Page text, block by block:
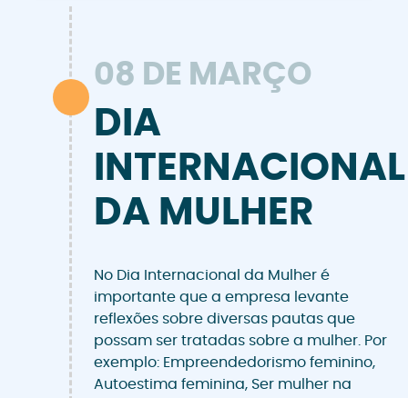
08 DE MARÇO
DIA
INTERNACIONAL
DA MULHER
No Dia Internacional da Mulher é
importante que a empresa levante
reflexões sobre diversas pautas que
possam ser tratadas sobre a mulher. Por
exemplo: Empreendedorismo feminino,
Autoestima feminina, Ser mulher na